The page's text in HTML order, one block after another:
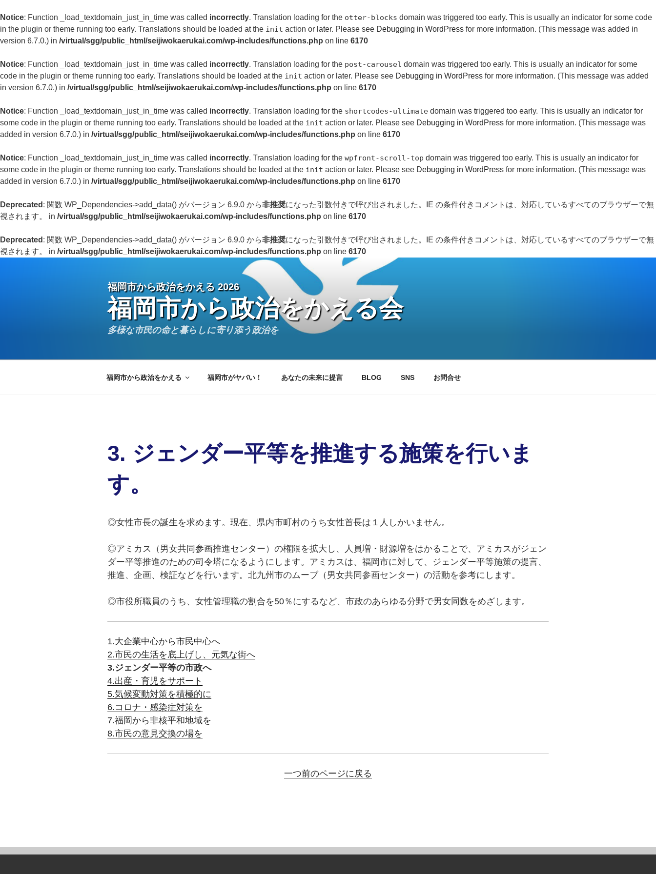
Notice: Function _load_textdomain_just_in_time was called incorrectly. Translation loading for the otter-blocks domain was triggered too early. This is usually an indicator for some code
in the plugin or theme running too early. Translations should be loaded at the init action or later. Please see Debugging in WordPress for more information. (This message was added in
version 6.7.0.) in /virtual/sgg/public_html/seijiwokaerukai.com/wp-includes/functions.php on line 6170
Notice: Function _load_textdomain_just_in_time was called incorrectly. Translation loading for the post-carousel domain was triggered too early. This is usually an indicator for some
code in the plugin or theme running too early. Translations should be loaded at the init action or later. Please see Debugging in WordPress for more information. (This message was added
in version 6.7.0.) in /virtual/sgg/public_html/seijiwokaerukai.com/wp-includes/functions.php on line 6170
Notice: Function _load_textdomain_just_in_time was called incorrectly. Translation loading for the shortcodes-ultimate domain was triggered too early. This is usually an indicator for
some code in the plugin or theme running too early. Translations should be loaded at the init action or later. Please see Debugging in WordPress for more information. (This message was
added in version 6.7.0.) in /virtual/sgg/public_html/seijiwokaerukai.com/wp-includes/functions.php on line 6170
Notice: Function _load_textdomain_just_in_time was called incorrectly. Translation loading for the wpfront-scroll-top domain was triggered too early. This is usually an indicator for
some code in the plugin or theme running too early. Translations should be loaded at the init action or later. Please see Debugging in WordPress for more information. (This message was
added in version 6.7.0.) in /virtual/sgg/public_html/seijiwokaerukai.com/wp-includes/functions.php on line 6170
Deprecated : 関数 WP_Dependencies->add_data() がバージョン 6.9.0 から非推奨になった引数付きで呼び出されました。IE の条件付きコメントは、対応しているすべてのブラウザーで無
視されます。 in /virtual/sgg/public_html/seijiwokaerukai.com/wp-includes/functions.php on line 6170
Deprecated : 関数 WP_Dependencies->add_data() がバージョン 6.9.0 から非推奨になった引数付きで呼び出されました。IE の条件付きコメントは、対応しているすべてのブラウザーで無
視されます。 in /virtual/sgg/public_html/seijiwokaerukai.com/wp-includes/functions.php on line 6170
福岡市から政治をかえる 2026
福岡市から政治をかえる会
多様な市民の命と暮らしに寄り添う政治を
福岡市から政治をかえる 福岡市がヤバい！ あなたの未来に提言 BLOG SNS お問合せ
3. ジェンダー平等を推進する施策を行いま
す。
◎女性市長の誕生を求めます。現在、県内市町村のうち女性首長は１人しかいません。
◎アミカス（男女共同参画推進センター）の権限を拡大し、人員増・財源増をはかることで、アミカスがジェン
ダー平等推進のための司令塔になるようにします。アミカスは、福岡市に対して、ジェンダー平等施策の提言、
推進、企画、検証などを行います。北九州市のムーブ（男女共同参画センター）の活動を参考にします。
◎市役所職員のうち、女性管理職の割合を50％にするなど、市政のあらゆる分野で男女同数をめざします。
1.大企業中心から市民中心へ
2.市民の生活を底上げし、元気な街へ
3.ジェンダー平等の市政へ
4.出産・育児をサポート
5.気候変動対策を積極的に
6.コロナ・感染症対策を
7.福岡から非核平和地域を
8.市民の意見交換の場を
一つ前のページに戻る